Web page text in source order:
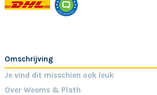
Omschrijving
Je vind dit misschien ook leuk
Over Weems & Plath